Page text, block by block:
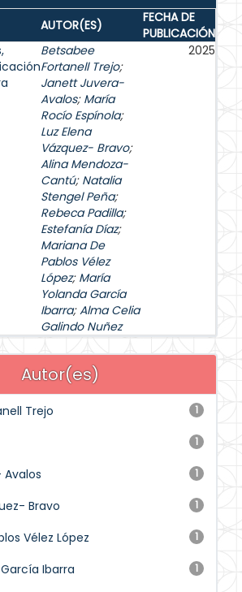
AUTOR(ES)
FECHA DE
PUBLICACIÓN
Betsabee
Fortanell Trejo;
Janett Juvera-
Avalos; María
Rocío Espínola;
Luz Elena
Vázquez- Bravo;
Alina Mendoza-
Cantú; Natalia
Stengel Peña;
Rebeca Padilla;
Estefanía Díaz;
Mariana De
Pablos Vélez
López; María
Yolanda García
Ibarra;Alma Celia
Galindo Nuñez
2025
Autor(es)
1
Trejo
1
1
1
Bravo
1
Vélez López
1
Ibarra